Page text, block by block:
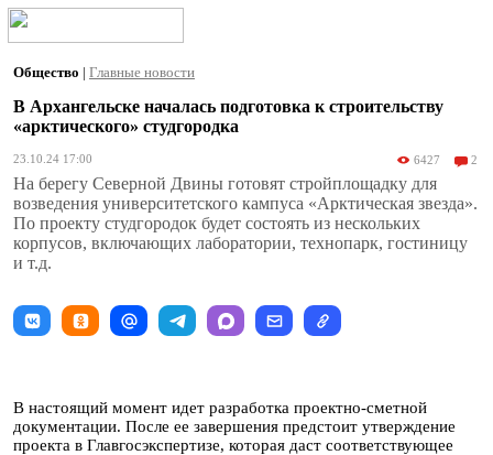
Общество | Главные новости
В Архангельске началась подготовка к строительству
«арктического» студгородка
23.10.24 17:00 6427 2
На берегу Северной Двины готовят стройплощадку для
возведения университетского кампуса «Арктическая звезда».
По проекту студгородок будет состоять из нескольких
корпусов, включающих лаборатории, технопарк, гостиницу
и т.д.
В настоящий момент идет разработка проектно-сметной
документации. После ее завершения предстоит утверждение
проекта в Главгосэкспертизе, которая даст соответствующее